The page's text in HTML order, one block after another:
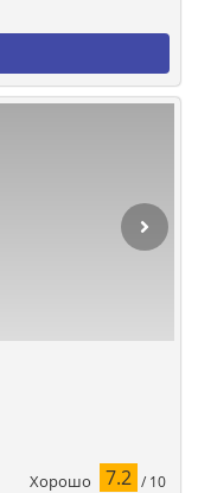
Хорошо 7.2 / 10